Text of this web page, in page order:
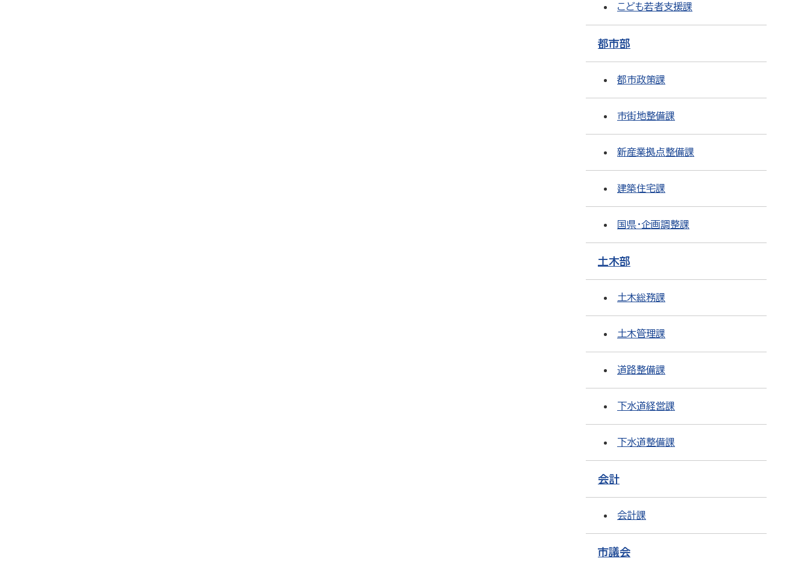
こども若者支援課
都市部
都市政策課
市街地整備課
新産業拠点整備課
建築住宅課
国県・企画調整課
土木部
土木総務課
土木管理課
道路整備課
下水道経営課
下水道整備課
会計
会計課
市議会